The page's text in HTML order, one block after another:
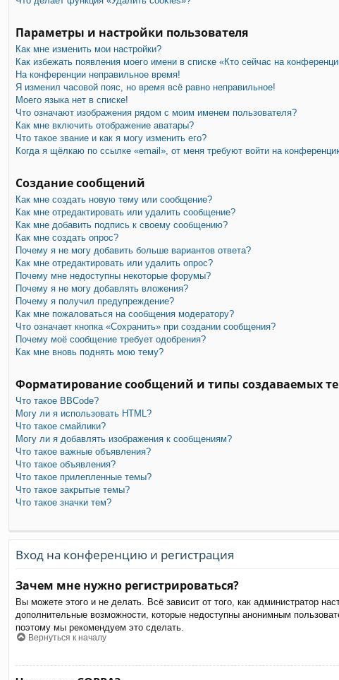
Параметры и настройки пользователя
Как мне изменить мои настройки?
Как избежать появления моего имени в списке «Кто сейчас на
На конференции неправильное время!
Я изменил часовой пояс, но время всё равно неправильное!
Моего языка нет в списке!
Что означают изображения рядом с моим именем пользователя?
Как мне включить отображение аватары?
Что такое звание и как я могу изменить его?
Когда я щёлкаю по ссылке «email», от меня требуют войти на
Создание сообщений
Как мне создать новую тему или сообщение?
Как мне отредактировать или удалить сообщение?
Как мне добавить подпись к своему сообщению?
Как мне создать опрос?
Почему я не могу добавить больше вариантов ответа?
Как мне отредактировать или удалить опрос?
Почему мне недоступны некоторые форумы?
Почему я не могу добавлять вложения?
Почему я получил предупреждение?
Как мне пожаловаться на сообщения модератору?
Что означает кнопка «Сохранить» при создании сообщения?
Почему моё сообщение требует одобрения?
Как мне вновь поднять мою тему?
Форматирование сообщений и типы создаваемых
Что такое BBCode?
Могу ли я использовать HTML?
Что такое смайлики?
Могу ли я добавлять изображения к сообщениям?
Что такое важные объявления?
Что такое объявления?
Что такое прилепленные темы?
Что такое закрытые темы?
Что такое значки тем?
Вход на конференцию и регистрация
Зачем мне нужно регистрироваться?
Вы можете этого и не делать. Всё зависит от того, как администратор
дополнительные возможности, которые недоступны анонимным
поэтому мы рекомендуем это сделать.
Вернуться к началу